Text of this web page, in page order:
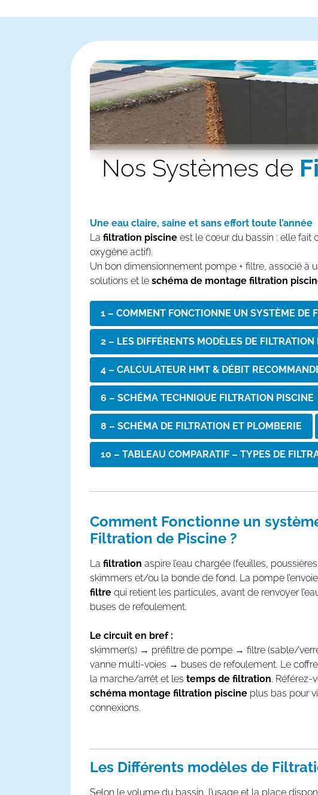
Nos Systèmes de
Une eau claire, saine et sans effort toute l’année
La filtration piscine est le cœur du bassin : elle fait
oxygène actif).
Un bon dimensionnement pompe + filtre, associé à
solutions et le schéma de montage filtration
1 – COMMENT FONCTIONNE UN SYSTÈME DE
2 – LES DIFFÉRENTS MODÈLES DE FILTRATION
4 – CALCULATEUR HMT & DÉBIT
6 – SCHÉMA TECHNIQUE FILTRATION PISCINE
8 – SCHÉMA DE FILTRATION ET PLOMBERIE
10 – TABLEAU COMPARATIF – TYPES DE
Comment Fonctionne un
Filtration de Piscine ?
La filtration aspire l’eau chargée (feuilles,
skimmers et/ou la bonde de fond. La pompe
filtre qui retient les particules, avant de renvoyer
buses de refoulement.
Le circuit en bref :
skimmer(s) → préfiltre de pompe → filtre (sable/
vanne multi-voies → buses de refoulement. Le
la marche/arrêt et les temps de filtration. Référez-
schéma montage filtration piscine plus bas pour
connexions.
Les Différents modèles de
Selon le volume du bassin, l’usage et la place